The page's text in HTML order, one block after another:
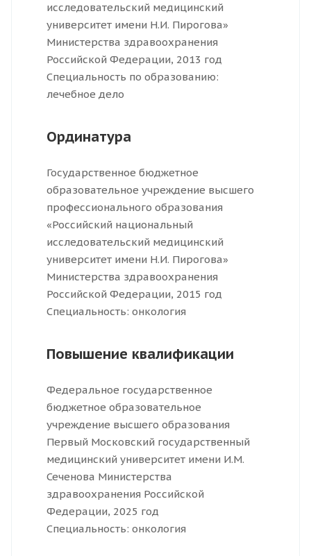
исследовательский медицинский
университет имени Н.И. Пирогова»
Министерства здравоохранения
Российской Федерации, 2013 год
Специальность по образованию:
лечебное дело
Ординатура
Государственное бюджетное
образовательное учреждение высшего
профессионального образования
«Российский национальный
исследовательский медицинский
университет имени Н.И. Пирогова»
Министерства здравоохранения
Российской Федерации, 2015 год
Специальность: онкология
Повышение квалификации
Федеральное государственное
бюджетное образовательное
учреждение высшего образования
Первый Московский государственный
медицинский университет имени И.М.
Сеченова Министерства
здравоохранения Российской
Федерации, 2025 год
Специальность: онкология